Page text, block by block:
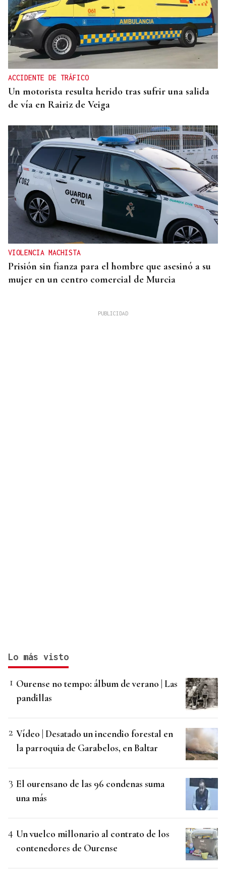
ACCIDENTE DE TRÁFICO
Un motorista resulta herido tras sufrir una salida
de vía en Rairiz de Veiga
VIOLENCIA MACHISTA
Prisión sin fianza para el hombre que asesinó a su
mujer en un centro comercial de Murcia
Lo más visto
Ourense no tempo: álbum de verano | Las
pandillas
Vídeo | Desatado un incendio forestal en
la parroquia de Garabelos, en Baltar
El ourensano de las 96 condenas suma
una más
Un vuelco millonario al contrato de los
contenedores de Ourense